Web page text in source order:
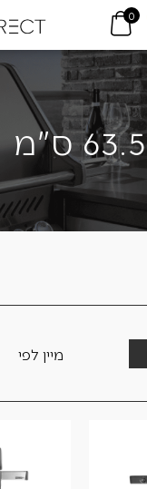
0
63.5 ס"מ